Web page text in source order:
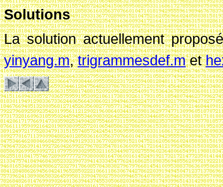
Solutions
La solution actuellement
yinyang.m,trigrammesdef.met